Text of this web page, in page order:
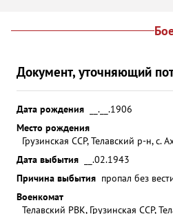
Документ, уточняющий
Дата рождения
__.__.1906
Место рождения
Грузинская ССР, Телавский р-н, с.
Дата выбытия
__.02.1943
Причина выбытия пропал без
Военкомат
Телавский РВК, Грузинская ССР,